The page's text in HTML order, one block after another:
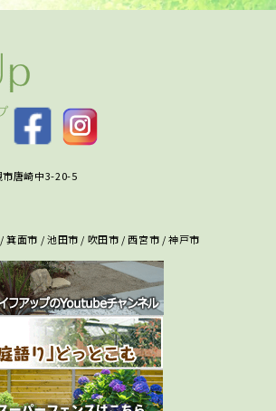
唐崎中3-20-5
箕面市 / 池田市 / 吹田市 / 西宮市 / 神戸市